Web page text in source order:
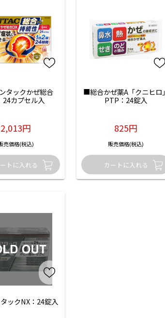
タックかぜ総合
24カプセル入
2,013円
売価格(税込)
■総合かぜ薬A「クニヒロ」
PTP：24錠入
825円
販売価格(税込)
ックNX：24錠入